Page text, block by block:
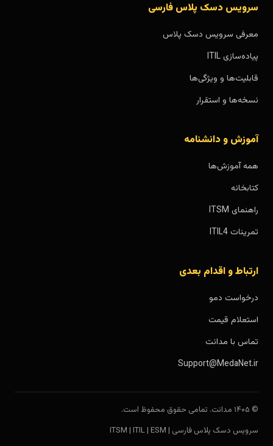
سرویس دسک پلاس فارسی
معرفی سرویس دسک پلاس
پیاده‌سازی ITIL
قابلیت‌ها و ویژگی‌ها
نسخه‌ها و استقرار
آموزش و دانشنامه
همه آموزش‌ها
کتابخانه
راهنمای ITSM
تمرینات ITIL4
ارتباط و اقدام بعدی
درخواست دمو
استعلام قیمت
تماس با مدانت
Support@MedaNet.ir
© ۱۴۰۵ مدانت. تمامی حقوق محفوظ است.
سرویس دسک پلاس فارسی | ITSM | ITIL | ESM